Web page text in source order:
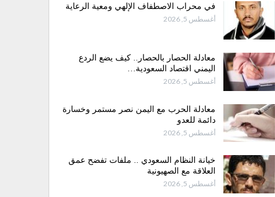
في محراب الاصطفاف الإلهي ومعية الرعاية
أغسطس 5, 2026
معادلة الحصار بالحصار.. كيف يضع الردع
اليمني اقتصاد السعودية…
أغسطس 5, 2026
معادلة الحرب مع اليمن نصر مستمر وخسارة
دائمة للعدو
أغسطس 5, 2026
خيانة النظام السعودي .. ملفات تفضح عمق
العلاقة مع الصهيونية
أغسطس 5, 2026